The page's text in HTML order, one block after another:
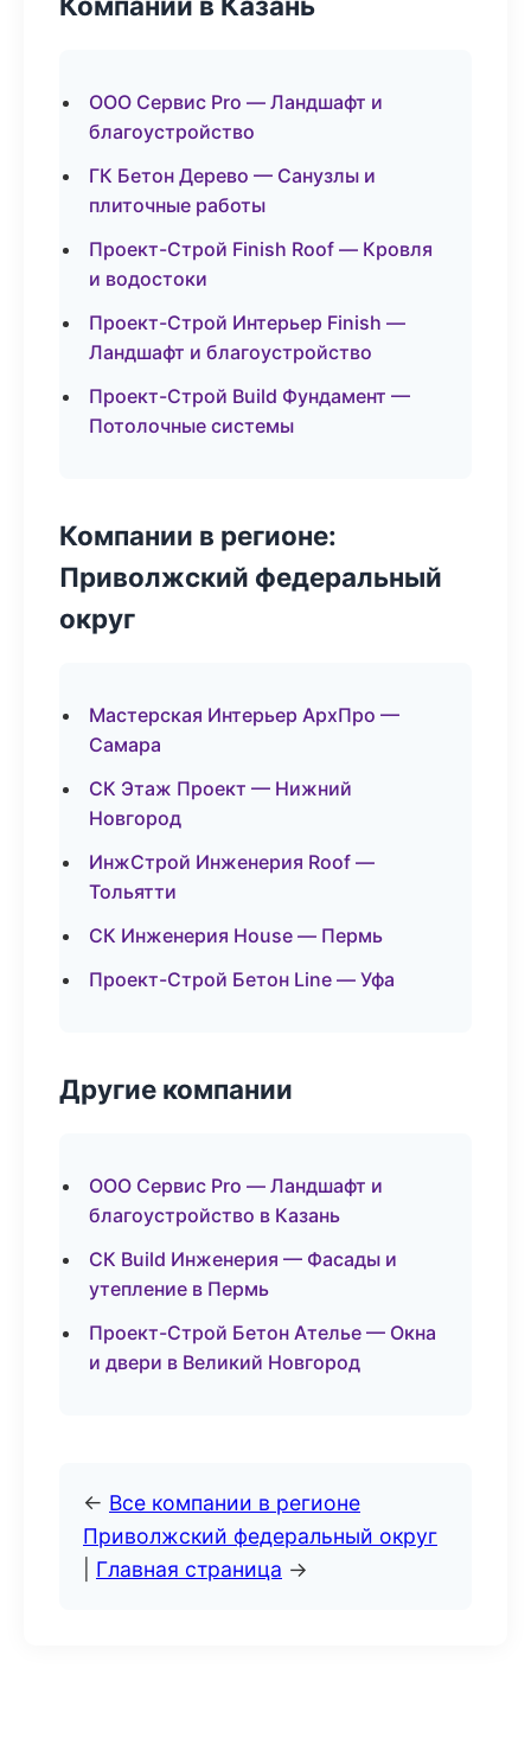
ООО Сервис Pro — Ландшафт и
благоустройство
ГК Бетон Дерево — Санузлы и
плиточные работы
Проект-Строй Finish Roof — Кровля
и водостоки
Проект-Строй Интерьер Finish —
Ландшафт и благоустройство
Проект-Строй Build Фундамент —
Потолочные системы
Компании в регионе:
Приволжский федеральный
округ
Мастерская Интерьер АрхПро —
Самара
СК Этаж Проект — Нижний
Новгород
ИнжСтрой Инженерия Roof —
Тольятти
СК Инженерия House — Пермь
Проект-Строй Бетон Line — Уфа
Другие компании
ООО Сервис Pro — Ландшафт и
благоустройство в Казань
СК Build Инженерия — Фасады и
утепление в Пермь
Проект-Строй Бетон Ателье — Окна
и двери в Великий Новгород
← Все компании в регионе
Приволжский федеральный округ
Главная страница →